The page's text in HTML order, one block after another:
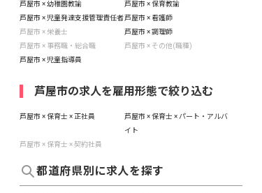
芦屋市 × 幼稚園教諭
芦屋市 × 保育教諭
芦屋市 × 児童発達支援管理責任者芦屋市 × 看護師
芦屋市 × 栄養士
芦屋市 × 調理師
芦屋市 × 事務職・総合職
芦屋市 × その他(職種)
芦屋市 × 児童指導員
芦屋市の求人を雇用形態で絞り込む
芦屋市 × 保育士 × 正社員
芦屋市 × 保育士 × パート・アルバ
イト
芦屋市 × 保育士 × 契約社員
都道府県別に求人を探す